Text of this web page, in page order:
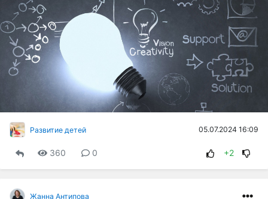
Развитие детей 05.07.2024 16:09
360 0 +2
Жанна Антипова